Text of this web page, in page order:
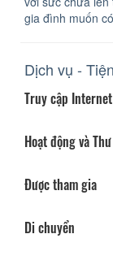
gia đình muốn
Dịch vụ -
Truy cập Internet
Hoạt động và
Được tham gia
Di chuyển